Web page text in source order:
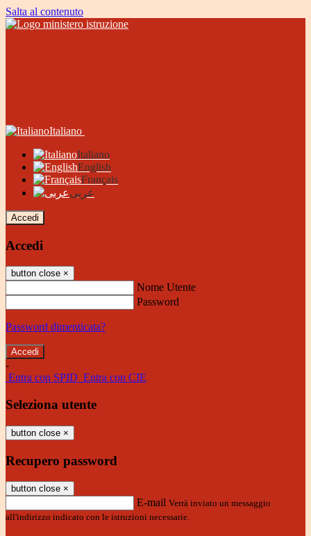
Salta al contenuto
Italiano
Italiano
English
Français
عربى
Accedi
Accedi
button close ×
Nome Utente
Password
Password dimenticata?
-
Entra con SPID Entra con CIE
Seleziona utente
button close ×
Recupero password
button close ×
E-mail Verrà inviato un messaggio
all'indirizzo indicato con le istruzioni necessarie.